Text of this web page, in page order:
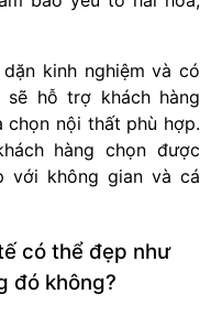
kinh nghiệm và có
sẽ hỗ trợ khách hàng
nội thất phù hợp.
hàng chọn được
với không gian và cá
có thể đẹp như
đó không?